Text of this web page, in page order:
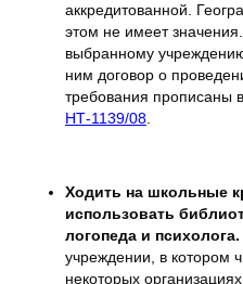
аккредитованной.
этом не имеет
выбранному
ним договор о
требования прописаны
НТ-1139/08
Ходить на школьные
использовать
логопеда и психолога.
учреждении, в котором
некоторых